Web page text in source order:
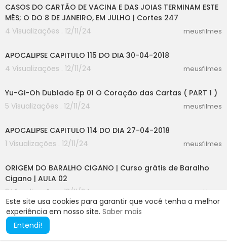
Este site usa cookies para garantir que você tenha a melhor
experiência em nosso site. Saber mais
Entendi!
CASOS DO CARTÃO DE VACINA E DAS JOIAS TERMINAM ESTE
MÊS; O DO 8 DE JANEIRO, EM JULHO | Cortes 247
4 Visualizações . 12/11/24
meusfilmes
APOCALIPSE CAPITULO 115 DO DIA 30-04-2018
4 Visualizações . 12/11/24
meusfilmes
Yu-Gi-Oh Dublado Ep 01 O Coração das Cartas ( PART 1 )
5 Visualizações . 12/11/24
meusfilmes
APOCALIPSE CAPITULO 114 DO DIA 27-04-2018
1 Visualizações . 12/11/24
meusfilmes
ORIGEM DO BARALHO CIGANO | Curso grátis de Baralho
Cigano | AULA 02
3 Visualizações . 12/11/24
meusfilmes